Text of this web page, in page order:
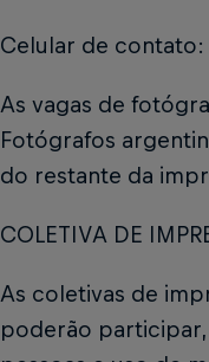
Celular de contato:
As vagas de
Fotógrafos
do restante da
COLETIVA DE
As coletivas de
poderão